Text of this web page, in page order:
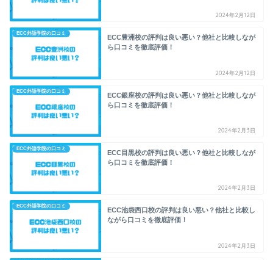
2024年2月12日
ECC外語学院の口コミ
ECC豊洲校の評判は良い悪い？他社と比較しなが
ら口コミを徹底評価！
2024年2月12日
ECC外語学院の口コミ
ECC銀座校の評判は良い悪い？他社と比較しなが
ら口コミを徹底評価！
2024年2月3日
ECC外語学院の口コミ
ECC目黒校の評判は良い悪い？他社と比較しなが
ら口コミを徹底評価！
2024年2月3日
ECC外語学院の口コミ
ECC池袋西口校の評判は良い悪い？他社と比較し
ながら口コミを徹底評価！
2024年2月3日